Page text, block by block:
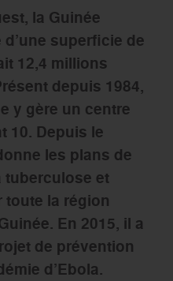
la Guinée
superficie de
12,4 millions
depuis 1984,
y gère un centre
10. Depuis le
les plans de
tuberculose et
toute la région
En 2015, il a
de prévention
d’Ebola.